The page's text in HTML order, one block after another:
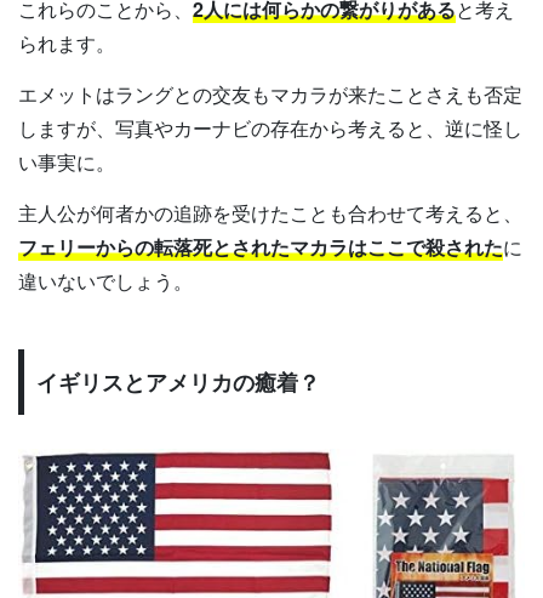
これらのことから、 2人には何らかの繋がりがあると考え
られます。
エメットはラングとの交友もマカラが来たことさえも否定
しますが、写真やカーナビの存在から考えると、逆に怪し
い事実に。
主人公が何者かの追跡を受けたことも合わせて考えると、
フェリーからの転落死とされたマカラはここで殺されたに
違いないでしょう。
イギリスとアメリカの癒着？